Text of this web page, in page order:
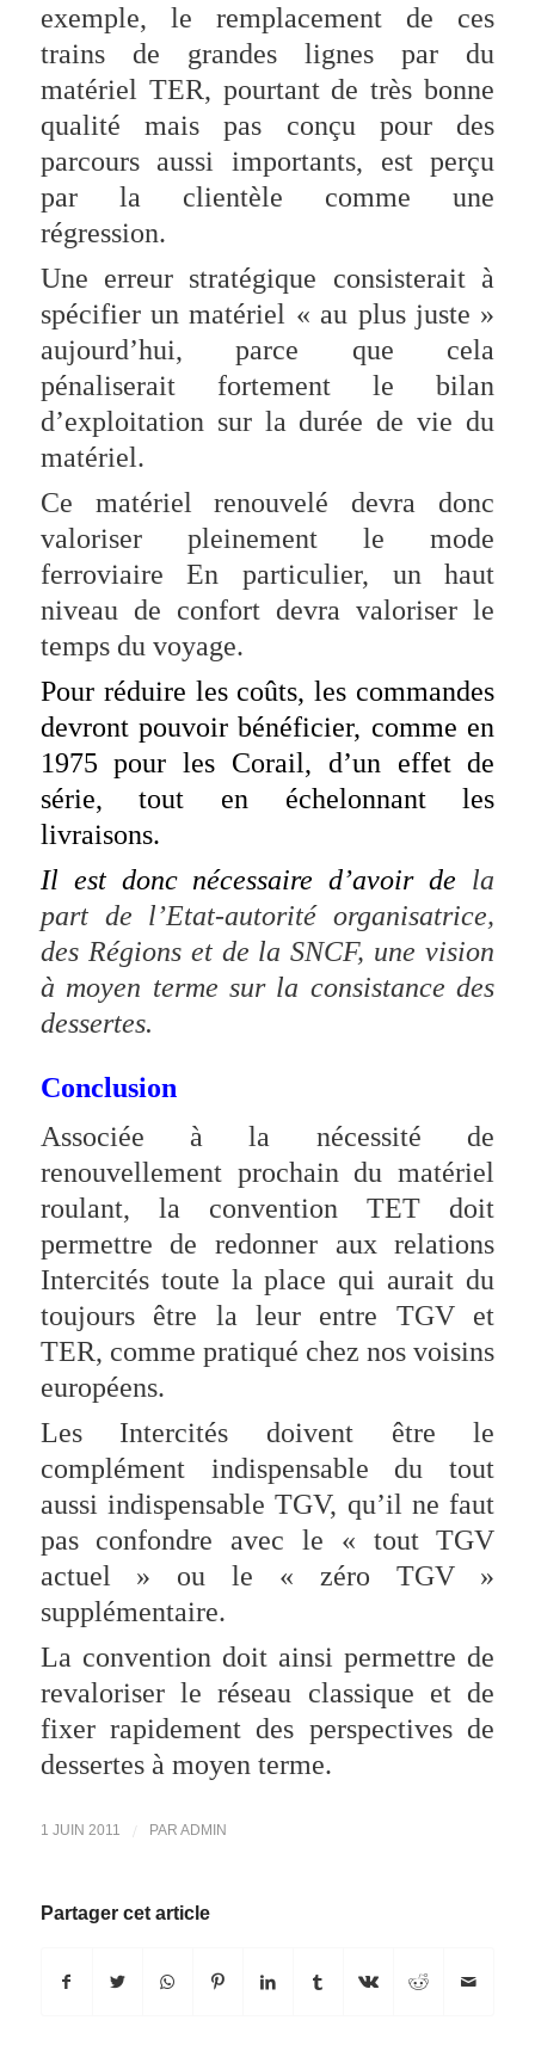
exemple, le remplacement de ces
trains de grandes lignes par du
matériel TER, pourtant de très bonne
qualité mais pas conçu pour des
parcours aussi importants, est perçu
par la clientèle comme une
régression.
Une erreur stratégique consisterait à
spécifier un matériel « au plus juste »
aujourd’hui, parce que cela
pénaliserait fortement le bilan
d’exploitation sur la durée de vie du
matériel.
Ce matériel renouvelé devra donc
valoriser pleinement le mode
ferroviaire En particulier, un haut
niveau de confort devra valoriser le
temps du voyage.
Pour réduire les coûts, les commandes
devront pouvoir bénéficier, comme en
1975 pour les Corail, d’un effet de
série, tout en échelonnant les
livraisons.
Il est donc nécessaire d’avoir de la
part de l’Etat-autorité organisatrice,
des Régions et de la SNCF, une vision
à moyen terme sur la consistance des
dessertes.
Conclusion
Associée à la nécessité de
renouvellement prochain du matériel
roulant, la convention TET doit
permettre de redonner aux relations
Intercités toute la place qui aurait du
toujours être la leur entre TGV et
TER, comme pratiqué chez nos voisins
européens.
Les Intercités doivent être le
complément indispensable du tout
aussi indispensable TGV, qu’il ne faut
pas confondre avec le « tout TGV
actuel » ou le « zéro TGV »
supplémentaire.
La convention doit ainsi permettre de
revaloriser le réseau classique et de
fixer rapidement des perspectives de
dessertes à moyen terme.
1 JUIN 2011 / PAR ADMIN
Partager cet article